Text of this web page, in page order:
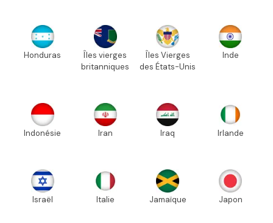
Honduras
Îles vierges
britanniques
Îles Vierges
des États-Unis
Inde
Indonésie Iran Iraq Irlande
Israël Italie Jamaïque Japon